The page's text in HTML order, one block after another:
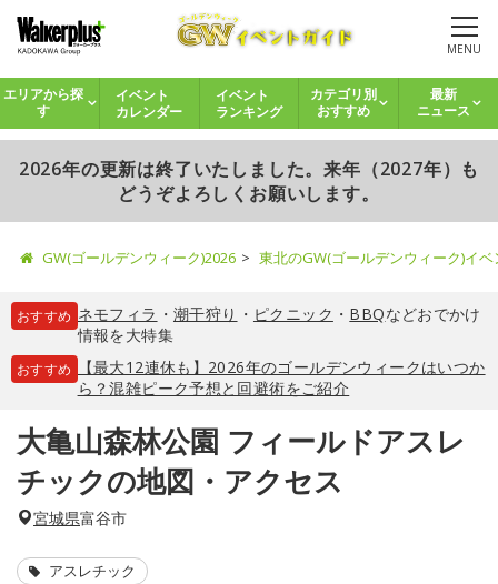
MENU
エリアから探
す
イベント
カレンダー
イベント
ランキング
カテゴリ別
おすすめ
最新
ニュース
2026年の更新は終了いたしました。来年（2027年）も
どうぞよろしくお願いします。
GW(ゴールデンウィーク)2026 東北のGW(ゴールデンウィーク)イ
おすすめ ネモフィラ ・ 潮干狩り ・ ピクニック ・ BBQなどおでかけ
情報を大特集
おすすめ
【最大12連休も】2026年のゴールデンウィークはいつか
ら？混雑ピーク予想と回避術をご紹介
大亀山森林公園 フィールドアスレ
チックの地図・アクセス
宮城県富谷市
アスレチック